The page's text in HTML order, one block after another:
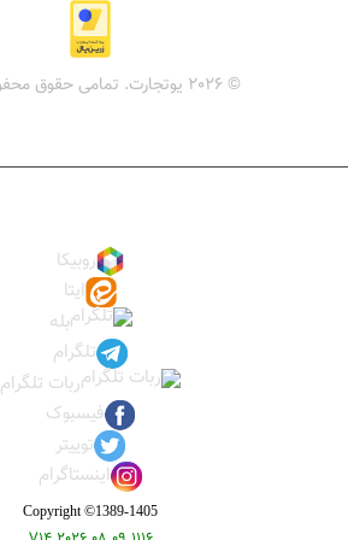
افزایش موجودی
تماس با ما
© 2026 یوتجارت. تمامی حقوق محفوظ است.
روبیکا
ایتا
بله
تلگرام
ربات تلگرام
فیسبوک
توییتر
اینستاگرام
Copyright ©1389-1405